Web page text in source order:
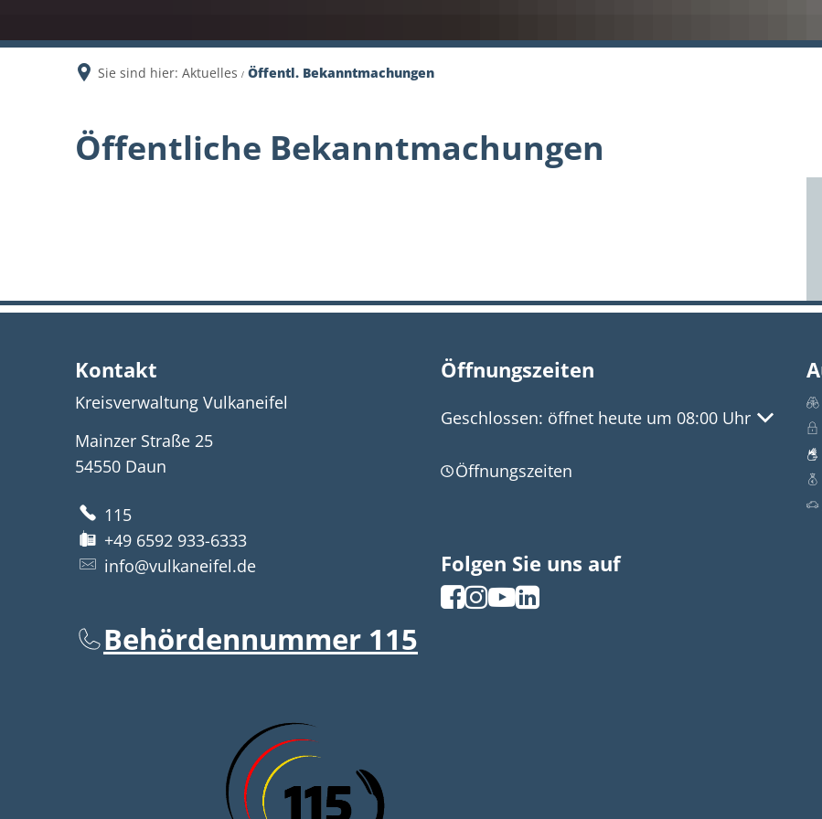
Sie sind hier: Aktuelles Öffentl. Bekanntmachungen
Öffentliche Bekanntmachungen
Kontakt
Kreisverwaltung Vulkaneifel
Mainzer Straße 25
54550 Daun
115
+49 6592 933-6333
info@vulkaneifel.de
Behördennummer 115
Öffnungszeiten
Klicken, um weitere Öffnungs- oder Schließzeiten
Geschlossen: öffnet heute um 08:00 Uhr
Öffnungszeiten
Folgen Sie uns auf